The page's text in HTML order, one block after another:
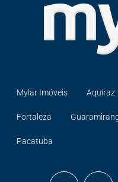
Mylar Imóveis Aquiraz
Fortaleza
Pacatuba